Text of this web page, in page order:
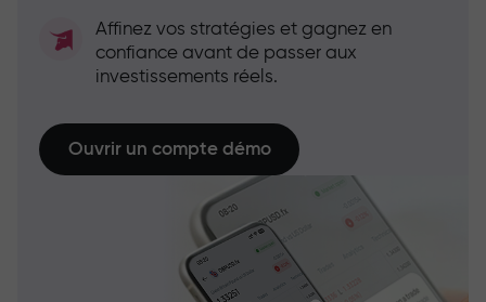
Affinez vos stratégies et gagnez en
confiance avant de passer aux
investissements réels.
Ouvrir un compte démo